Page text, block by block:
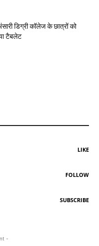
डिग्री कॉलेज के छात्रों को
टैबलेट
LIKE
FOLLOW
SUBSCRIBE
-